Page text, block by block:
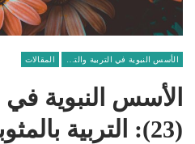
الأسس النبوية في التربية والتعليم المقالات
الأسس النبوية في
(23): التربية